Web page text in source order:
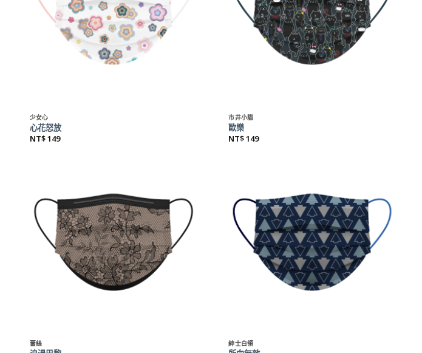
少女心
心花怒放
NT$149
市井小貓
歐樂
NT$149
蕾絲 紳士白領